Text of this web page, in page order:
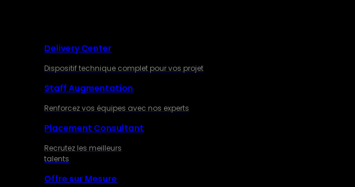
Delivery Center
Dispositif technique complet pour vos projet
Staff Augmentation
Renforcez vos équipes avec nos experts
Placement Consultant
Recrutez les meilleurs
talents
Offre sur Mesure